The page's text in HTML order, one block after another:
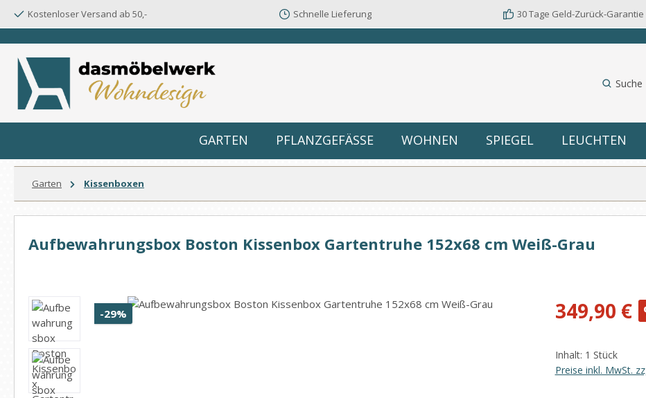
Hauptinhalt springen
Zur Suche springen
Zur Hauptnavigation springen
Kostenloser Versand ab 50,- Schnelle Lieferung 30 Tage Geld-Zurück-Garantie
Suche
GARTEN PFLANZGEFÄSSE WOHNEN SPIEGEL LEUCHTEN
Garten Kissenboxen
Aufbewahrungsbox Boston Kissenbox Gartentruhe 152x68 cm Weiß-Grau
Bildergalerie überspringen
-29%
Verkaufspreis:
349,90 €
Inhalt: 1 Stück
Preise inkl. MwSt.